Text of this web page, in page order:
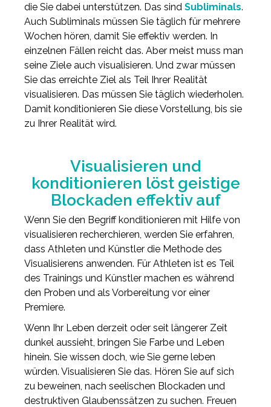
die Sie dabei unterstützen. Das sind Subliminals.
Auch Subliminals müssen Sie täglich für mehrere
Wochen hören, damit Sie effektiv werden. In
einzelnen Fällen reicht das. Aber meist muss man
seine Ziele auch visualisieren. Und zwar müssen
Sie das erreichte Ziel als Teil Ihrer Realität
visualisieren. Das müssen Sie täglich wiederholen.
Damit konditionieren Sie diese Vorstellung, bis sie
zu Ihrer Realität wird.
Visualisieren und
konditionieren löst geistige
Blockaden effektiv auf
Wenn Sie den Begriff konditionieren mit Hilfe von
visualisieren recherchieren, werden Sie erfahren,
dass Athleten und Künstler die Methode des
Visualisierens anwenden. Für Athleten ist es Teil
des Trainings und Künstler machen es während
den Proben und als Vorbereitung vor einer
Premiere.
Wenn Ihr Leben derzeit oder seit längerer Zeit
dunkel aussieht, bringen Sie Farbe und Leben
hinein. Sie wissen doch, wie Sie gerne leben
würden. Visualisieren Sie das. Hören Sie auf sich
zu beweinen, nach seelischen Blockaden und
destruktiven Glaubenssätzen zu suchen. Freuen